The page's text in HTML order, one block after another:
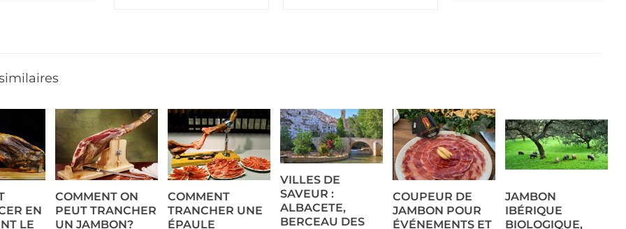
EN
LE
COMMENT ON
PEUT TRANCHER
UN JAMBON?
COMMENT
TRANCHER UNE
ÉPAULE
VILLES DE
SAVEUR :
ALBACETE,
BERCEAU DES
COUPEUR DE
JAMBON POUR
ÉVÉNEMENTS ET
JAMBON
IBÉRIQUE
BIOLOGIQUE,